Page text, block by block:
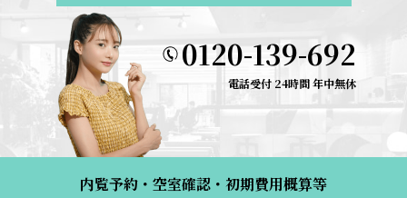
0120-139-692
電話受付 24時間 年中無休
内覧予約・空室確認・初期費用概算等